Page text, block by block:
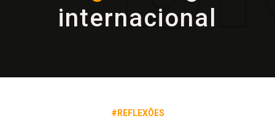
internacional
#REFLEXÕES